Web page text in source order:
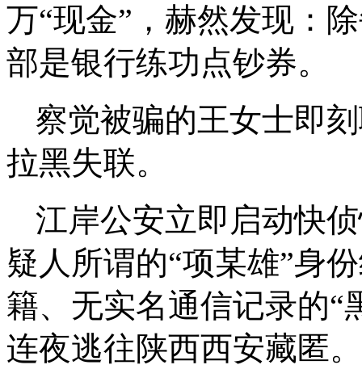
万“现金”，赫然发现：
部是银行练功点钞券。
察觉被骗的王女士即
拉黑失联。
江岸公安立即启动快
疑人所谓的“项某雄”身
籍、无实名通信记录的“
连夜逃往陕西西安藏匿。